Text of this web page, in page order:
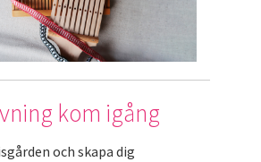
kom igång
och skapa dig